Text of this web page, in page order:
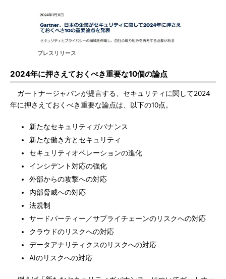
プレスリリース
2024年に押さえておくべき重要な10個の論点
ガートナージャパンが提言する、セキュリティに関して2024
年に押さえておくべき重要な論点は、以下の10点。
新たなセキュリティガバナンス
新たな働き方とセキュリティ
セキュリティオペレーションの進化
インシデント対応の強化
外部からの攻撃への対応
内部脅威への対応
法規制
サードパーティー／サプライチェーンのリスクへの対応
クラウドのリスクへの対応
データアナリティクスのリスクへの対応
AIのリスクへの対応